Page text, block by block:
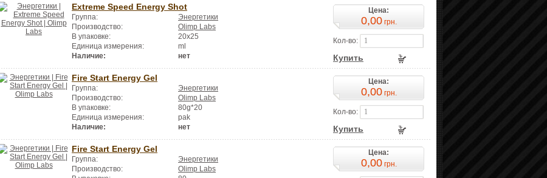
Extreme Speed Energy Shot
Группа:
Энергетики
Производство:
Olimp Labs
В упаковке:
20x25
Единица измерения:
ml
Наличие:
нет
Цена:
0,00грн.
Кол-во:
Купить
Fire Start Energy Gel
Группа:
Энергетики
Производство:
Olimp Labs
В упаковке:
80g*20
Единица измерения:
pak
Наличие:
нет
Цена:
0,00грн.
Кол-во:
Купить
Fire Start Energy Gel
Группа:
Энергетики
Производство:
Olimp Labs
Цена:
0,00грн.